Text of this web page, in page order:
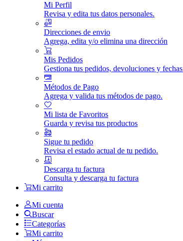
Mi Perfil
Revisa y edita tus datos personales.
Direcciones de envio
Agrega, edita y/o elimina una dirección
Mis Pedidos
Gestiona tus pedidos, devoluciones y
Métodos de Pago
Agrega y valida tus métodos de pago.
Mi lista de Favoritos
Guarda y revisa tus productos
Sigue tu pedido
Revisa el estado actual de tu pedido.
Descarga tu factura
Consulta y descarga tu factura
Mi carrito
Mi cuenta
Buscar
Categorías
Mi carrito